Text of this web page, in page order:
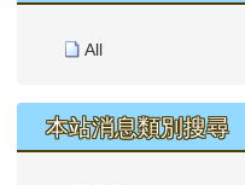
All
本站消息類別搜尋